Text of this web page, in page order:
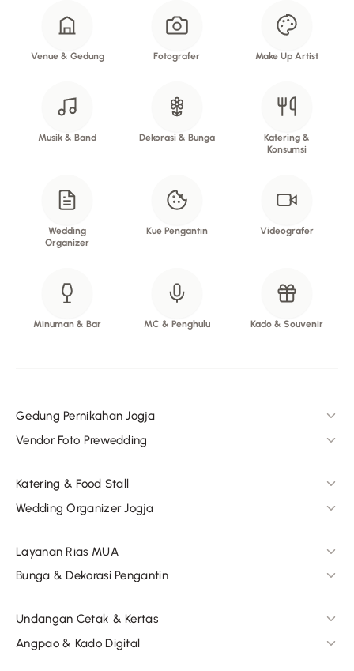
Venue & Gedung Fotografer Make Up Artist
Musik & Band Dekorasi & Bunga
Katering &
Konsumsi
Wedding
Organizer
Kue Pengantin Videografer
Minuman & Bar MC & Penghulu Kado & Souvenir
Gedung Pernikahan Jogja
Vendor Foto Prewedding
Katering & Food Stall
Wedding Organizer Jogja
Layanan Rias MUA
Bunga & Dekorasi Pengantin
Undangan Cetak & Kertas
Angpao & Kado Digital